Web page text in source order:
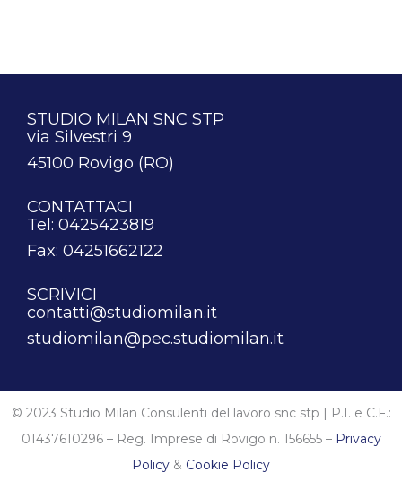
STUDIO MILAN SNC STP
via Silvestri 9
45100 Rovigo (RO)
CONTATTACI
Tel: 0425423819
Fax: 04251662122
SCRIVICI
contatti@studiomilan.it
studiomilan@pec.studiomilan.it
© 2023 Studio Milan Consulenti del lavoro snc stp | P.I. e C.F.:
01437610296 – Reg. Imprese di Rovigo n. 156655 – Privacy
Policy & Cookie Policy